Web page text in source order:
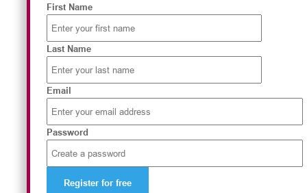
First Name
Last Name
Email
Password